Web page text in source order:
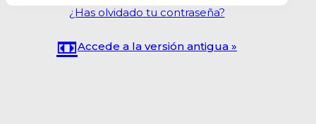
¿Has olvidado tu contraseña?
📼Accede a la versión antigua »